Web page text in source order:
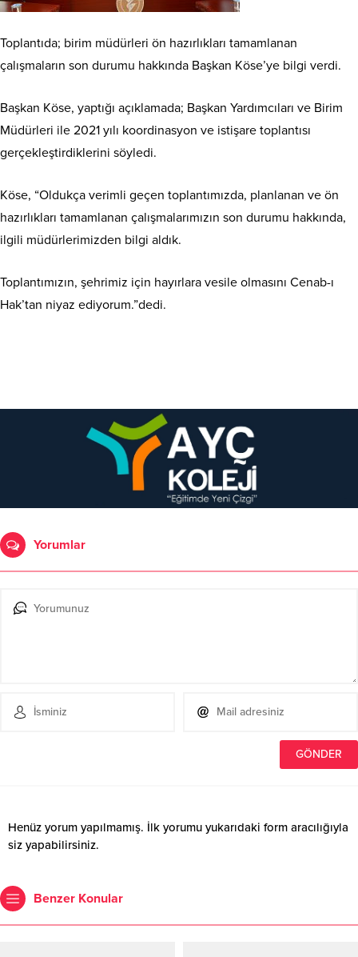
Toplantıda; birim müdürleri ön hazırlıkları tamamlanan
çalışmaların son durumu hakkında Başkan Köse’ye bilgi verdi.
Başkan Köse, yaptığı açıklamada; Başkan Yardımcıları ve Birim
Müdürleri ile 2021 yılı koordinasyon ve istişare toplantısı
gerçekleştirdiklerini söyledi.
Köse, “Oldukça verimli geçen toplantımızda, planlanan ve ön
hazırlıkları tamamlanan çalışmalarımızın son durumu hakkında,
ilgili müdürlerimizden bilgi aldık.
Toplantımızın, şehrimiz için hayırlara vesile olmasını Cenab-ı
Hak’tan niyaz ediyorum.”dedi.
Yorumlar
Henüz yorum yapılmamış. İlk yorumu yukarıdaki form aracılığıyla
siz yapabilirsiniz.
Benzer Konular